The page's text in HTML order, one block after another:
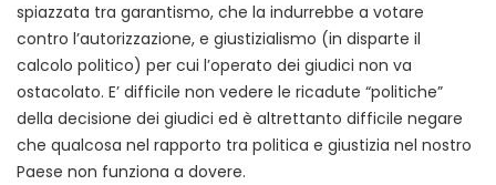
spiazzata tra garantismo, che la indurrebbe a votare
contro l’autorizzazione, e giustizialismo (in disparte il
calcolo politico) per cui l’operato dei giudici non va
ostacolato. E’ difficile non vedere le ricadute “politiche”
della decisione dei giudici ed è altrettanto difficile negare
che qualcosa nel rapporto tra politica e giustizia nel nostro
Paese non funziona a dovere.